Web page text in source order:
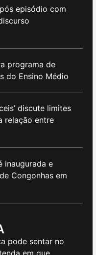
episódio com
programa de
do Ensino Médio
discute limites
relação entre
inaugurada e
Congonhas em
pode sentar no
em que